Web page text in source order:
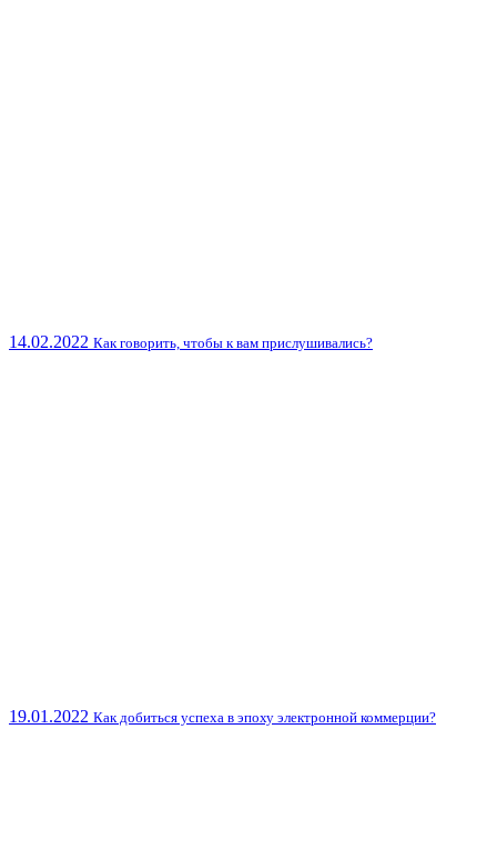
14.02.2022 Как говорить, чтобы к вам прислушивались?
19.01.2022 Как добиться успеха в эпоху электронной коммерции?